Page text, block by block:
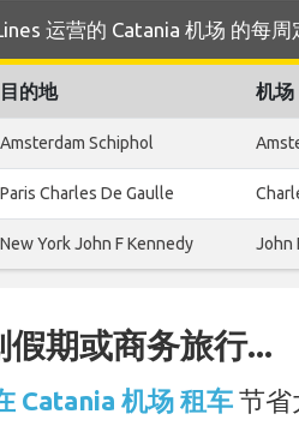
运营的 Catania 机场 的每周
目的地 机场
Amsterdam Schiphol
Paris Charles De Gaulle
New York John F Kennedy John
假期或商务旅行...
Catania 机场 租车 节省